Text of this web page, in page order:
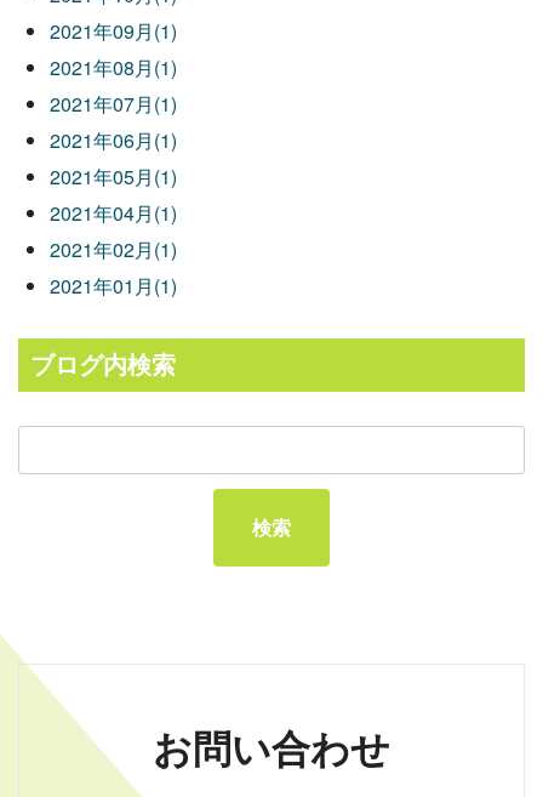
2021年09月(1)
2021年08月(1)
2021年07月(1)
2021年06月(1)
2021年05月(1)
2021年04月(1)
2021年02月(1)
2021年01月(1)
ブログ内検索
お問い合わせ